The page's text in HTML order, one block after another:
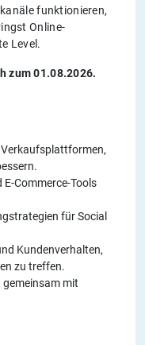
funktionieren,
Online-
Level.
zum 01.08.2026.
E-Commerce-Tools
für Social
Kundenverhalten,
zu treffen.
mit